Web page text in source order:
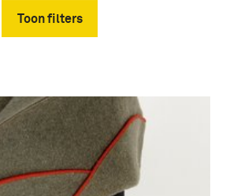
Toon filters